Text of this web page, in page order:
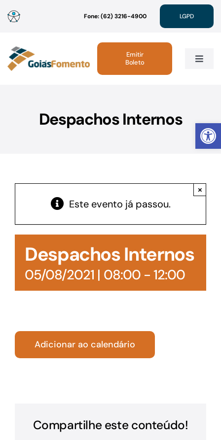
Abrir
para
conteúdo
Fone: (62) 3216-4900 LGPD
Toggle
Linhas de Crédito
Acesso à Informação
Emitir
Boleto
Despachos Internos
Este evento já passou.
×
Despachos Internos
05/08/2021 | 08:00- 12:00
Adicionar ao calendário
Compartilhe este conteúdo!